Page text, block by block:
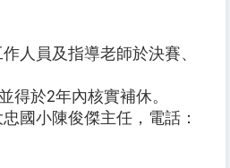
人員及指導老師於決賽、
得於2年內核實補休。
國小陳俊傑主任，電話：